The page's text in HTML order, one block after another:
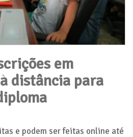
em
distância para
e podem ser feitas online até